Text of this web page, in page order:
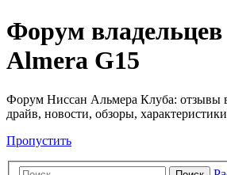
Форум владельцев
Almera G15
Форум Ниссан Альмера Клуба: отзывы
драйв, новости, обзоры,
Пропустить